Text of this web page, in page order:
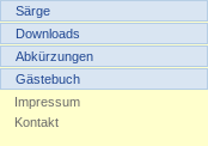
Särge
Downloads
Abkürzungen
Gästebuch
Impressum
Kontakt